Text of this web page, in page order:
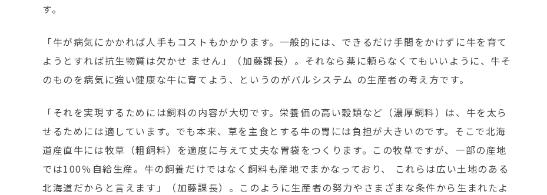
す。
「牛が病気にかかれば人手もコストもかかります。一般的には、できるだけ手間をかけずに牛を育て
ようとすれば抗生物質は欠かせ ません」（加藤課長）。それなら薬に頼らなくてもいいように、牛そ
のものを病気に強い健康な牛に育てよう、というのがパルシステム の生産者の考え方です。
「それを実現するためには飼料の内容が大切です。栄養価の高い穀類など（濃厚飼料）は、牛を太ら
せるためには適しています。でも本来、草を主食とする牛の胃には負担が大きいのです。そこで北海
道産直牛には牧草（粗飼料）を適度に与えて丈夫な胃袋をつくります。この牧草ですが、一部の産地
では100％自給生産。牛の飼養だけではなく飼料も産地でまかなっており、 これらは広い土地のある
北海道だからと言えます」（加藤課長）。このように生産者の努力やさまざまな条件から生まれたよ